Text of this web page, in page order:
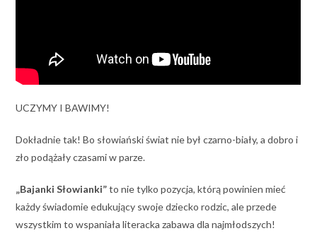
UCZYMY I BAWIMY!
Dokładnie tak! Bo słowiański świat nie był czarno-biały, a dobro i
zło podążały czasami w parze.
„Bajanki Słowianki”to nie tylko pozycja, którą powinien mieć
każdy świadomie edukujący swoje dziecko rodzic, ale przede
wszystkim to wspaniała literacka zabawa dla najmłodszych!